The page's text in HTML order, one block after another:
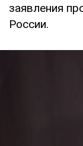
заявления
России.